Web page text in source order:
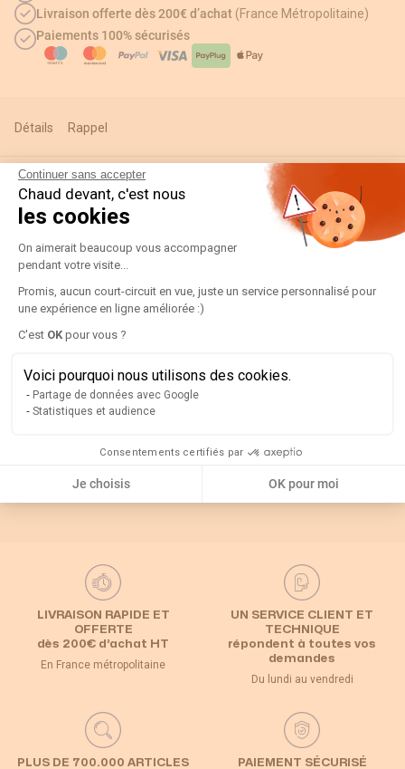
Continuer sans accepter
Chaud devant, c'est nous
les cookies
Plateforme de Gestion du
On aimerait beaucoup vous accompagner
pendant votre visite...
Promis, aucun court-circuit en vue, juste un service personnalisé pour
une expérience en ligne améliorée :)
C'est OK pour vous ?
Voici pourquoi nous utilisons des cookies.
Partage de données avec Google
Statistiques et audience
Consentements certifiés par
Je choisis OK pour moi
Livraison offerte dès 200€ d’achat (France Métropolitaine)
Paiements 100% sécurisés
Détails Rappel
Informations techniques
Détails
Catégories associées
Inverseur de source Inverseur en coffret
LIVRAISON RAPIDE ET
OFFERTE
dès 200€ d’achat HT
En France métropolitaine
UN SERVICE CLIENT ET
TECHNIQUE
répondent à toutes vos
demandes
Du lundi au vendredi
PLUS DE 700.000 ARTICLES
PAIEMENT SÉCURISÉ